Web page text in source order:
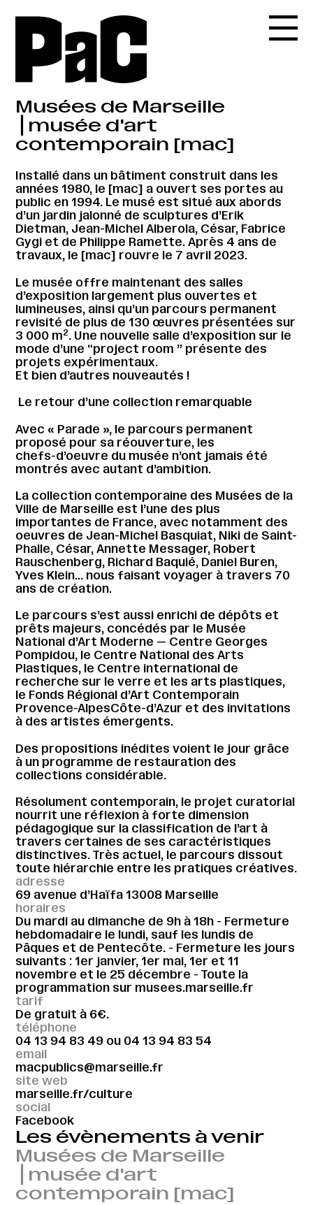
Musées de Marseille
⎪musée d'art
contemporain [mac]
adresse
69 avenue d’Haïfa 13008 Marseille
horaires
Du mardi au dimanche de 9h à 18h - Fermeture
hebdomadaire le lundi, sauf les lundis de
Pâques et de Pentecôte. - Fermeture les jours
suivants : 1er janvier, 1er mai, 1er et 11
novembre et le 25 décembre - Toute la
programmation sur musees.marseille.fr
tarif
De gratuit à 6€.
téléphone
04 13 94 83 49 ou 04 13 94 83 54
email
macpublics@marseille.fr
site web
marseille.fr/culture
social
Facebook
Installé dans un bâtiment construit dans les
années 1980, le [mac] a ouvert ses portes au
public en 1994. Le musé est situé aux abords
d’un jardin jalonné de sculptures d’Erik
Dietman, Jean-Michel Alberola, César, Fabrice
Gygi et de Philippe Ramette. Après 4 ans de
travaux, le [mac] rouvre le 7 avril 2023.
Le musée offre maintenant des salles
d’exposition largement plus ouvertes et
lumineuses, ainsi qu’un parcours permanent
revisité de plus de 130 œuvres présentées sur
3 000 m2. Une nouvelle salle d’exposition sur le
mode d’une “project room ” présente des
projets expérimentaux.
Et bien d’autres nouveautés !
Le retour d’une collection remarquable
Avec « Parade », le parcours permanent
proposé pour sa réouverture, les
chefs-d’oeuvre du musée n’ont jamais été
montrés avec autant d’ambition.
La collection contemporaine des Musées de la
Ville de Marseille est l’une des plus
importantes de France, avec notamment des
oeuvres de Jean-Michel Basquiat, Niki de Saint-
Phalle, César, Annette Messager, Robert
Rauschenberg, Richard Baquié, Daniel Buren,
Yves Klein… nous faisant voyager à travers 70
ans de création.
Le parcours s’est aussi enrichi de dépôts et
prêts majeurs, concédés par le Musée
National d’Art Moderne — Centre Georges
Pompidou, le Centre National des Arts
Plastiques, le Centre international de
recherche sur le verre et les arts plastiques,
le Fonds Régional d’Art Contemporain
Provence-AlpesCôte-d’Azur et des invitations
à des artistes émergents.
Des propositions inédites voient le jour grâce
à un programme de restauration des
collections considérable.
Résolument contemporain, le projet curatorial
nourrit une réflexion à forte dimension
pédagogique sur la classification de l’art à
travers certaines de ses caractéristiques
distinctives. Très actuel, le parcours dissout
toute hiérarchie entre les pratiques créatives.
Les évènements à venir
Musées de Marseille
⎪musée d'art
contemporain [mac]